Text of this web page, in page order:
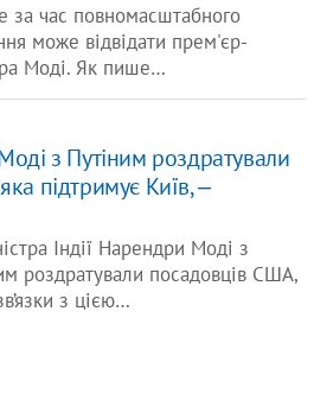
за час повномасштабного
може відвідати прем'єр-
Моді. Як пише…
з Путіним роздратували
підтримує Київ, ‒
Індії Нарендри Моді з
роздратували посадовців США,
з цією…